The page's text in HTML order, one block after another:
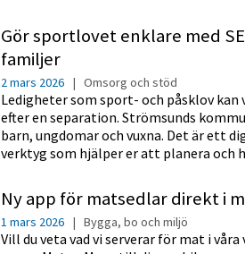
Gör sportlovet enklare med
familjer
2 mars 2026 | Omsorg och stöd
Ledigheter som sport- och påsklov
efter en separation. Strömsunds
barn, ungdomar och vuxna. Det är ett
verktyg som hjälper er att planera och
Ny app för matsedlar direkt i
1 mars 2026 | Bygga, bo och miljö
Vill du veta vad vi serverar för mat i våra